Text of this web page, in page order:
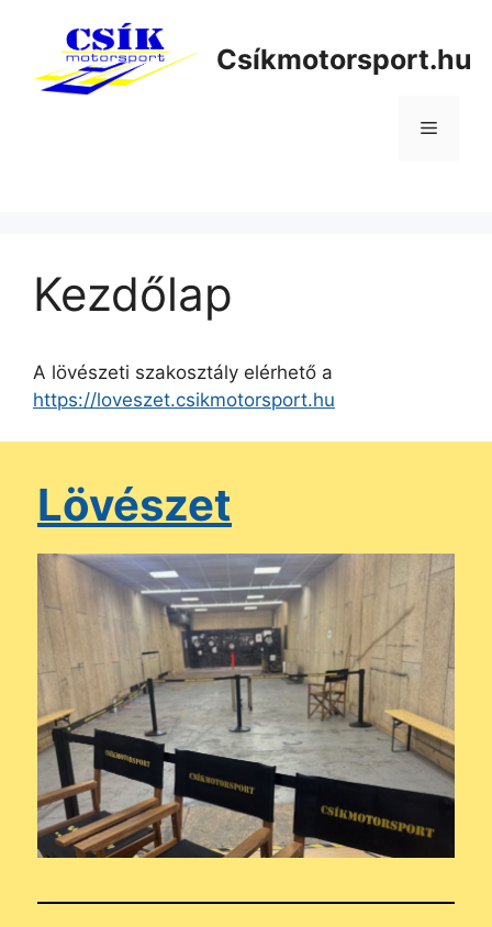
tartalomba
Csíkmotorsport.hu
Menü
Kezdőlap
A lövészeti szakosztály elérhető a
https://loveszet.csikmotorsport.hu
Lövészet